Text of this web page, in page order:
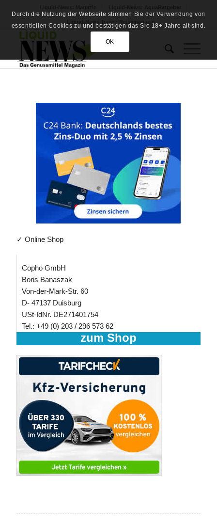
✓ Online Shop
Copho GmbH
Boris Banaszak
Von-der-Mark-Str. 60
D- 47137 Duisburg
USt-IdNr. DE271401754
Tel.: +49 (0) 203 / 296 573 62
zum Shop
Durch die Nutzung der Webseite stimmen Sie der Verwendung von
essentiellen Cookies zu und bestätigen das Sie 18+ Jahre alt sind.
OK